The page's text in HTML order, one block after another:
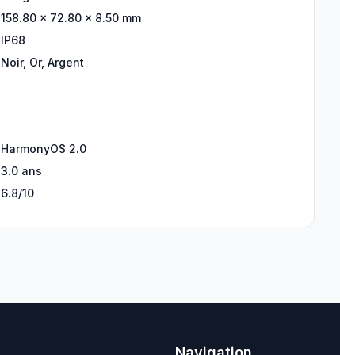
158.80 × 72.80 × 8.50 mm
IP68
Noir, Or, Argent
HarmonyOS 2.0
3.0 ans
6.8/10